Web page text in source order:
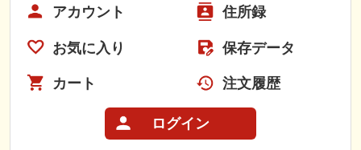
アカウント 住所録
お気に入り 保存データ
カート 注文履歴
ログイン